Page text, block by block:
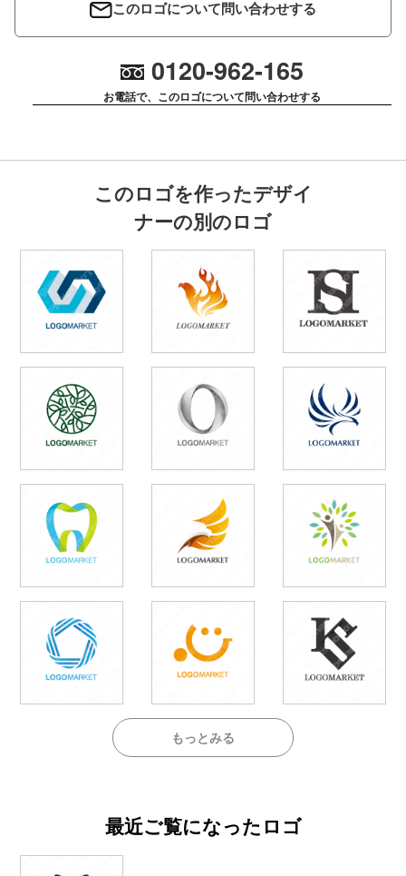
このロゴについて問い合わせする
0120-962-165
お電話で、このロゴについて問い合わせする
このロゴを作ったデザイ
ナーの別のロゴ
もっとみる
最近ご覧になったロゴ